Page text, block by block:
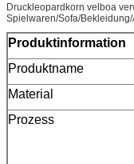
Druckleopardkorn velboa
Spielwaren/Sofa/
Produktinformation
Produktname
Material
Prozess